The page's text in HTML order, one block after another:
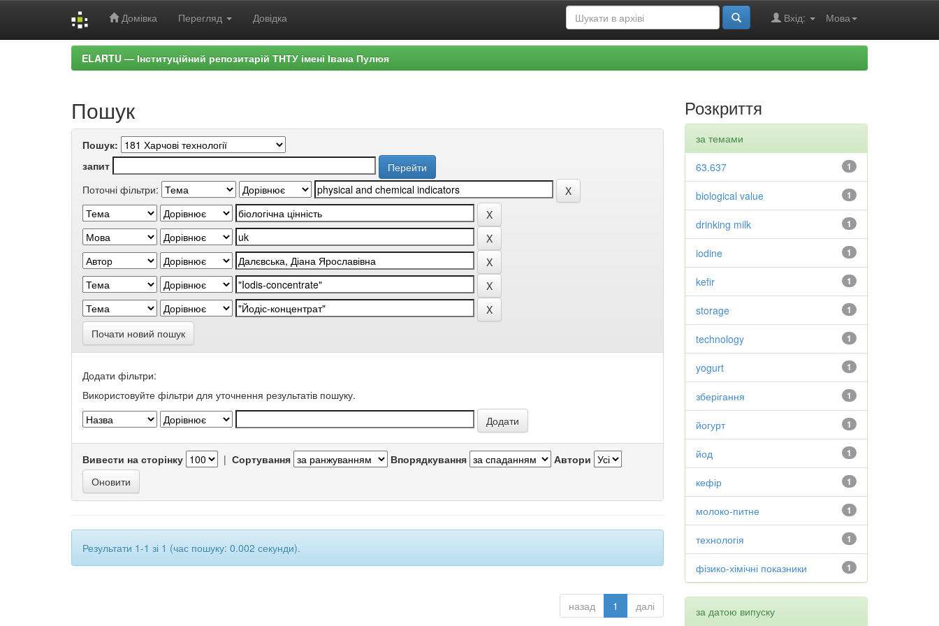
Домівка Перегляд Довідка Мова
Вхід:
ELARTU — Інституційний репозитарій ТНТУ імені Івана Пулюя
Пошук
Пошук:
запит
Поточні фільтри:
Почати новий пошук
Додати фільтри:
Використовуйте фільтри для уточнення результатів пошуку.
Вивести на сторінку | Сортування Впорядкування Автори
Результати 1-1 зі 1 (час пошуку: 0.002 секунди).
назад 1 далі
Розкриття
за темами
1
63.637
1
biological value
1
drinking milk
1
iodine
1
kefir
1
storage
1
technology
1
yogurt
1
зберігання
1
йогурт
1
йод
1
кефір
1
молоко-питне
1
технологія
1
фізико-хімічні показники
за датою випуску